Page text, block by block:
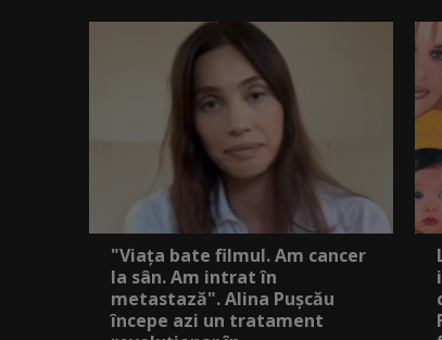
"Viața bate filmul. Am cancer
la sân. Am intrat în
metastază". Alina Pușcău
începe azi un tratament